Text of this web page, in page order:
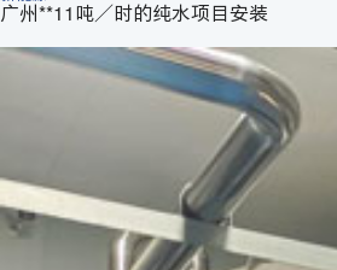
广州**11吨／时的纯水项目安装